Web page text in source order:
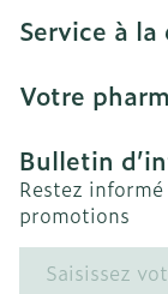
Service à
Votre
Bulletin
Restez
promotions
Adresse mail